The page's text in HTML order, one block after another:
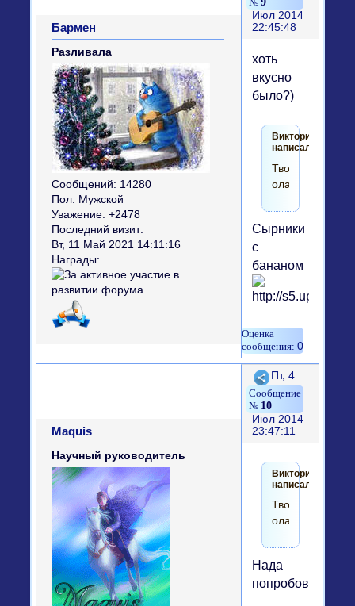
Июл 2014
22:45:48
Бармен
Разливала
Сообщений: 14280
Пол: Мужской
Уважение: +2478
Последний визит:
Вт, 11 Май 2021 14:11:16
Награды:
хоть
вкусно
было?)
Виктори
написал(а):
Творожные
оладушки
Сырники
с
бананом
0
Поделиться
10
Пт, 4
Июл 2014
23:47:11
Maquis
Научный руководитель
Виктори
написал(а):
Творожные
оладушки
Нада
попробовать.)))